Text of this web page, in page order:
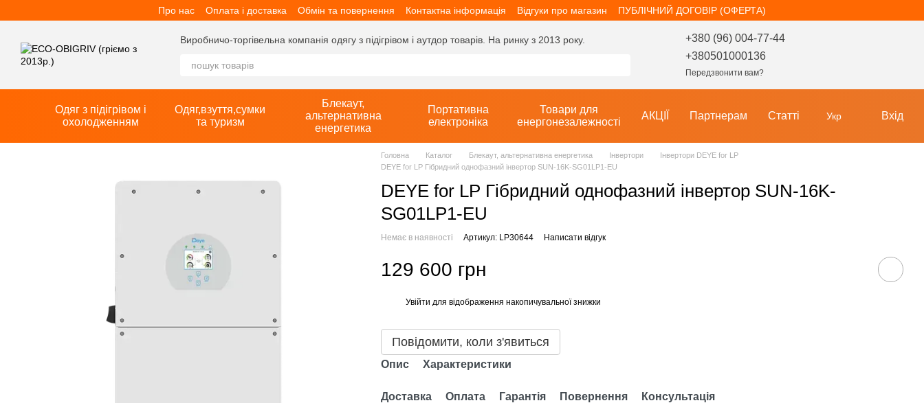
Про нас Оплата і доставка Обмін та повернення Контактна інформація Відгуки про магазин ПУБЛІЧНИЙ ДОГОВІР (ОФЕРТА)
Виробничо-торгівельна компанія одягу з підігрівом і аутдор товарів. На ринку з 2013 року.
+380 (96) 004-77-44
+380501000136
Передзвонити вам?
Одяг з підігрівом і
охолодженням
Одяг,взуття,сумки
та туризм
Блекаут,
альтернативна
енергетика
Портативна
електроніка
Товари для
енергонезалежності
АКЦІЇ Партнерам Статті Укр Вхід
Головна Каталог Блекаут, альтернативна енергетика Інвертори
Інвертори DEYE for LP
DEYE for LP Гібридний однофазний інвертор SUN-16K-SG01LP1-EU
DEYE for LP Гібридний однофазний інвертор SUN-16K-
SG01LP1-EU
Немає в наявності Артикул: LP30644 Написати відгук
129 600 грн
Увійти для відображення накопичувальної знижки
Повідомити, коли з'явиться
Опис Характеристики
Доставка Оплата Гарантія Повернення Консультація